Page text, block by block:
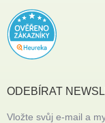
ODEBÍRAT
Vložte svůj e-mail a